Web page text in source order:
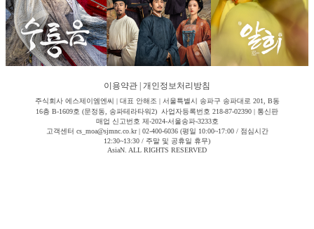
이용약관 개인정보처리방침
주식회사 에스제이엠엔씨 | 대표 안해조 | 서울특별시 송파구 송파대로 201, B동
16층 B-1609호 (문정동, 송파테라타워2) 사업자등록번호 218-87-02390 | 통신판
매업 신고번호 제-2024-서울송파-3233호
고객센터 cs_moa@sjmnc.co.kr | 02-400-6036 (평일 10:00~17:00 / 점심시간
12:30~13:30 / 주말 및 공휴일 휴무)
AsiaN. ALL RIGHTS RESERVED